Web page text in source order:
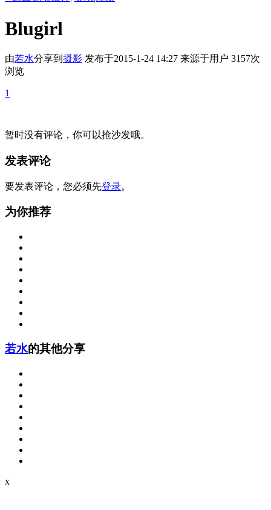
Blugirl
由若水分享到 摄影 发布于2015-1-24 14:27 来源于用户 3157次
浏览
1
暂时没有评论，你可以抢沙发哦。
发表评论
要发表评论，您必须先登录。
为你推荐
若水的其他分享
x